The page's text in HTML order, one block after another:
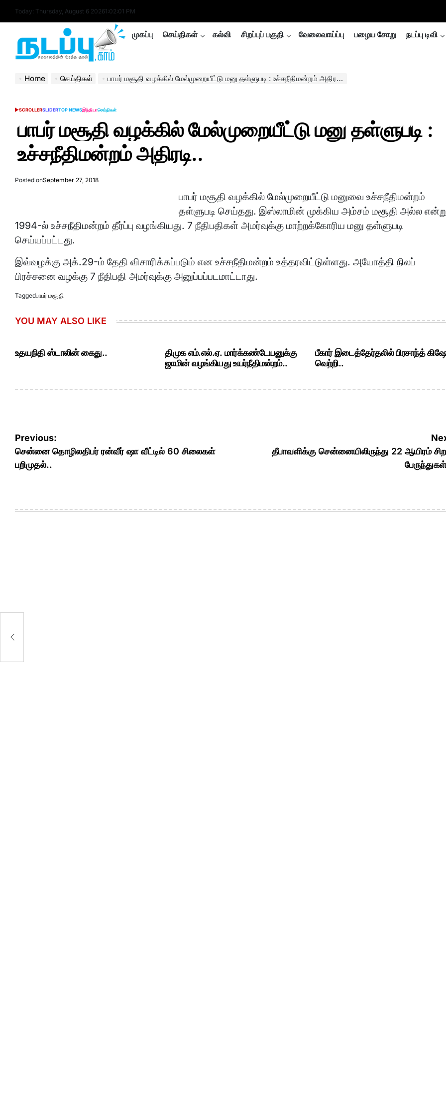
Today: Thursday, August 6 20261:02:02 PM
nadappu.com
முகப்பு செய்திகள் கல்வி சிறப்புப் பகுதி வேலைவாய்ப்பு பழைய சோறு நடப்பு டிவி
Home செய்திகள் பாபர் மசூதி வழக்கில் மேல்முறையீட்டு மனு தள்ளுபடி : உச்சநீதிமன்றம் அதிரடி..
POSTED
SCROLLERSLIDERTOP NEWSஇந்தியாசெய்திகள்
பாபர் மசூதி வழக்கில் மேல்முறையீட்டு மனு தள்ளுபடி :
உச்சநீதிமன்றம் அதிரடி..
Posted onSeptember 27, 2018
பாபர் மசூதி வழக்கில் மேல்முறையீட்டு மனுவை உச்சநீதிமன்றம்
தள்ளுபடி செய்தது. இஸ்லாமின் முக்கிய அம்சம் மசூதி அல்ல
1994-ல் உச்சநீதிமன்றம் தீர்ப்பு வழங்கியது. 7 நீதிபதிகள் அமர்வுக்கு மாற்றக்கோரிய மனு தள்ளுபடி
செய்யப்பட்டது.
இவ்வழக்கு அக்.29-ம் தேதி விசாரிக்கப்படும் என உச்சநீதிமன்றம் உத்தரவிட்டுள்ளது. அயோத்தி நிலப்
பிரச்சனை வழக்கு 7 நீதிபதி அமர்வுக்கு அனுப்பப்படமாட்டாது.
Taggedபாபர் மசூதி
YOU MAY ALSO LIKE
உதயநிதி ஸ்டாலின் கைது..
திமுக எம்.எல்.ஏ. மார்க்கண்டேயனுக்கு
ஜாமின் வழங்கியது உயர்நீதிமன்றம்..
பீகார் இடைத்தேர்தலில் பிரசாந்த்
வெற்றி..
Post
navigation
Previous:
சென்னை தொழிலதிபர் ரன்வீர் ஷா வீட்டில் 60 சிலைகள்
பறிமுதல்..
தீபாவளிக்கு சென்னையிலிருந்து 22 ஆயிரம்